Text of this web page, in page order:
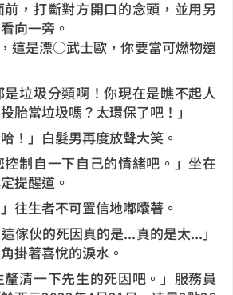
，打斷對方開口的念頭，並用另
向一旁。
這是漂○武士歐，你要當可燃物還
是垃圾分類啊！你現在是瞧不起人
胎當垃圾嗎？太環保了吧！」
！」白髮男再度放聲大笑。
控制自一下自己的情緒吧。」坐在
提醒道。
往生者不可置信地嘟囔著。
傢伙的死因真的是...真的是太...」
掛著喜悅的淚水。
釐清一下先生的死因吧。」服務員